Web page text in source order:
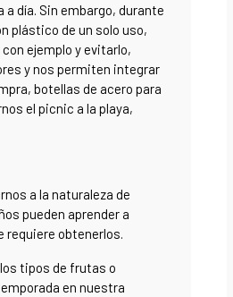
día. Sin embargo, durante
plástico de un solo uso,
ejemplo y evitarlo,
y nos permiten integrar
botellas de acero para
el picnic a la playa,
a la naturaleza de
pueden aprender a
requiere obtenerlos.
tipos de frutas o
en nuestra